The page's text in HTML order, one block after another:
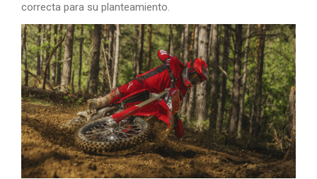
correcta para su planteamiento.